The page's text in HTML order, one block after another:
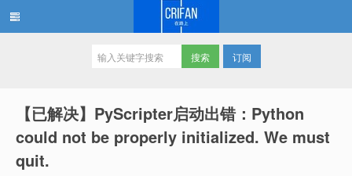
订阅
【已解决】PyScripter启动出错：Python
could not be properly initialized. We must
quit.